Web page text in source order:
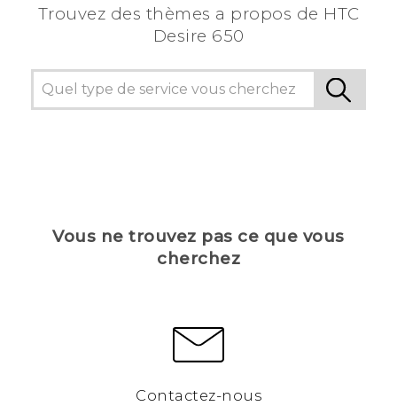
Trouvez des thèmes a propos de HTC
Desire 650
Vous ne trouvez pas ce que vous
cherchez
Contactez-nous